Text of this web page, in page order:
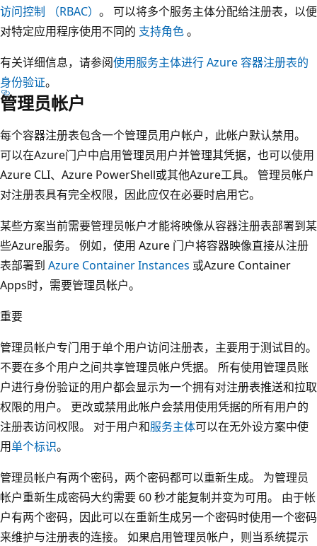
访问控制 （RBAC） 。 可以将多个服务主体分配给注册表，以便
对特定应用程序使用不同的 支持角色。
有关详细信息，请参阅使用服务主体进行 Azure 容器注册表的
身份验证。
管理员帐户
每个容器注册表包含一个管理员用户帐户，此帐户默认禁用。
可以在Azure门户中启用管理员用户并管理其凭据，也可以使用
Azure CLI、Azure PowerShell或其他Azure工具。 管理员帐户
对注册表具有完全权限，因此应仅在必要时启用它。
某些方案当前需要管理员帐户才能将映像从容器注册表部署到某
些Azure服务。 例如，使用 Azure 门户将容器映像直接从注册
表部署到 Azure Container Instances 或Azure Container
Apps时，需要管理员帐户。
重要
管理员帐户专门用于单个用户访问注册表，主要用于测试目的。
不要在多个用户之间共享管理员帐户凭据。 所有使用管理员账
户进行身份验证的用户都会显示为一个拥有对注册表推送和拉取
权限的用户。 更改或禁用此帐户会禁用使用凭据的所有用户的
注册表访问权限。 对于用户和服务主体可以在无外设方案中使
用单个标识。
管理员帐户有两个密码，两个密码都可以重新生成。 为管理员
帐户重新生成密码大约需要 60 秒才能复制并变为可用。 由于帐
户有两个密码，因此可以在重新生成另一个密码时使用一个密码
来维护与注册表的连接。 如果启用管理员帐户，则当系统提示